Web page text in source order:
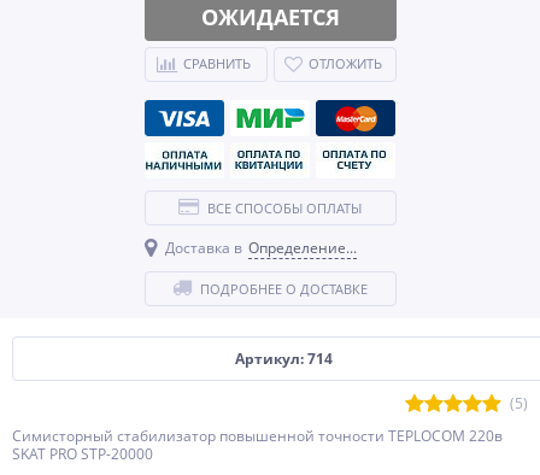
Артикул: 714
(5)
Симисторный стабилизатор повышенной точности TEPLOCOM 220в
SKAT PRO STP-20000
ОЖИДАЕТСЯ
СРАВНИТЬ ОТЛОЖИТЬ
ВСЕ СПОСОБЫ ОПЛАТЫ
Доставка в Определение...
ПОДРОБНЕЕ О ДОСТАВКЕ